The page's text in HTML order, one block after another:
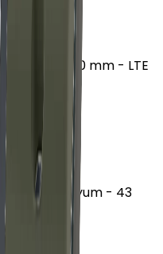
- 40 mm - LTE
- Alüminyum - 43